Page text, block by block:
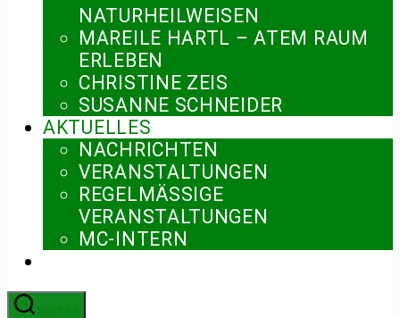
NATURHEILWEISEN
MAREILE HARTL – ATEM RAUM
ERLEBEN
CHRISTINE ZEIS
SUSANNE SCHNEIDER
AKTUELLES
NACHRICHTEN
VERANSTALTUNGEN
REGELMÄSSIGE V
ERANSTALTUNGEN
MC-INTERN